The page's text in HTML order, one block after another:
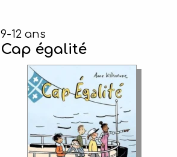
9-12 ans
Cap égalité